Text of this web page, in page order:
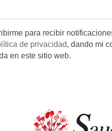
para recibir
de privacidad, dando mi
en este sitio web.